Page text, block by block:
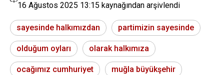
16 Ağustos 2025 13:15 kaynağından arşivlendi
sayesinde halkımızdan partimizin sayesinde
olduğum oyları olarak halkımıza
ocağımız cumhuriyet muğla büyükşehir